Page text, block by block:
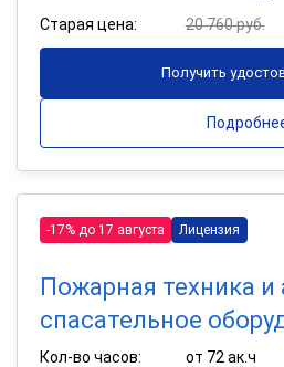
Старая цена:
20 760 руб.
Получить
-17% до 17 августа Лицензия
Пожарная техника и
спасательное
Кол-во часов:
от 72 ак.ч